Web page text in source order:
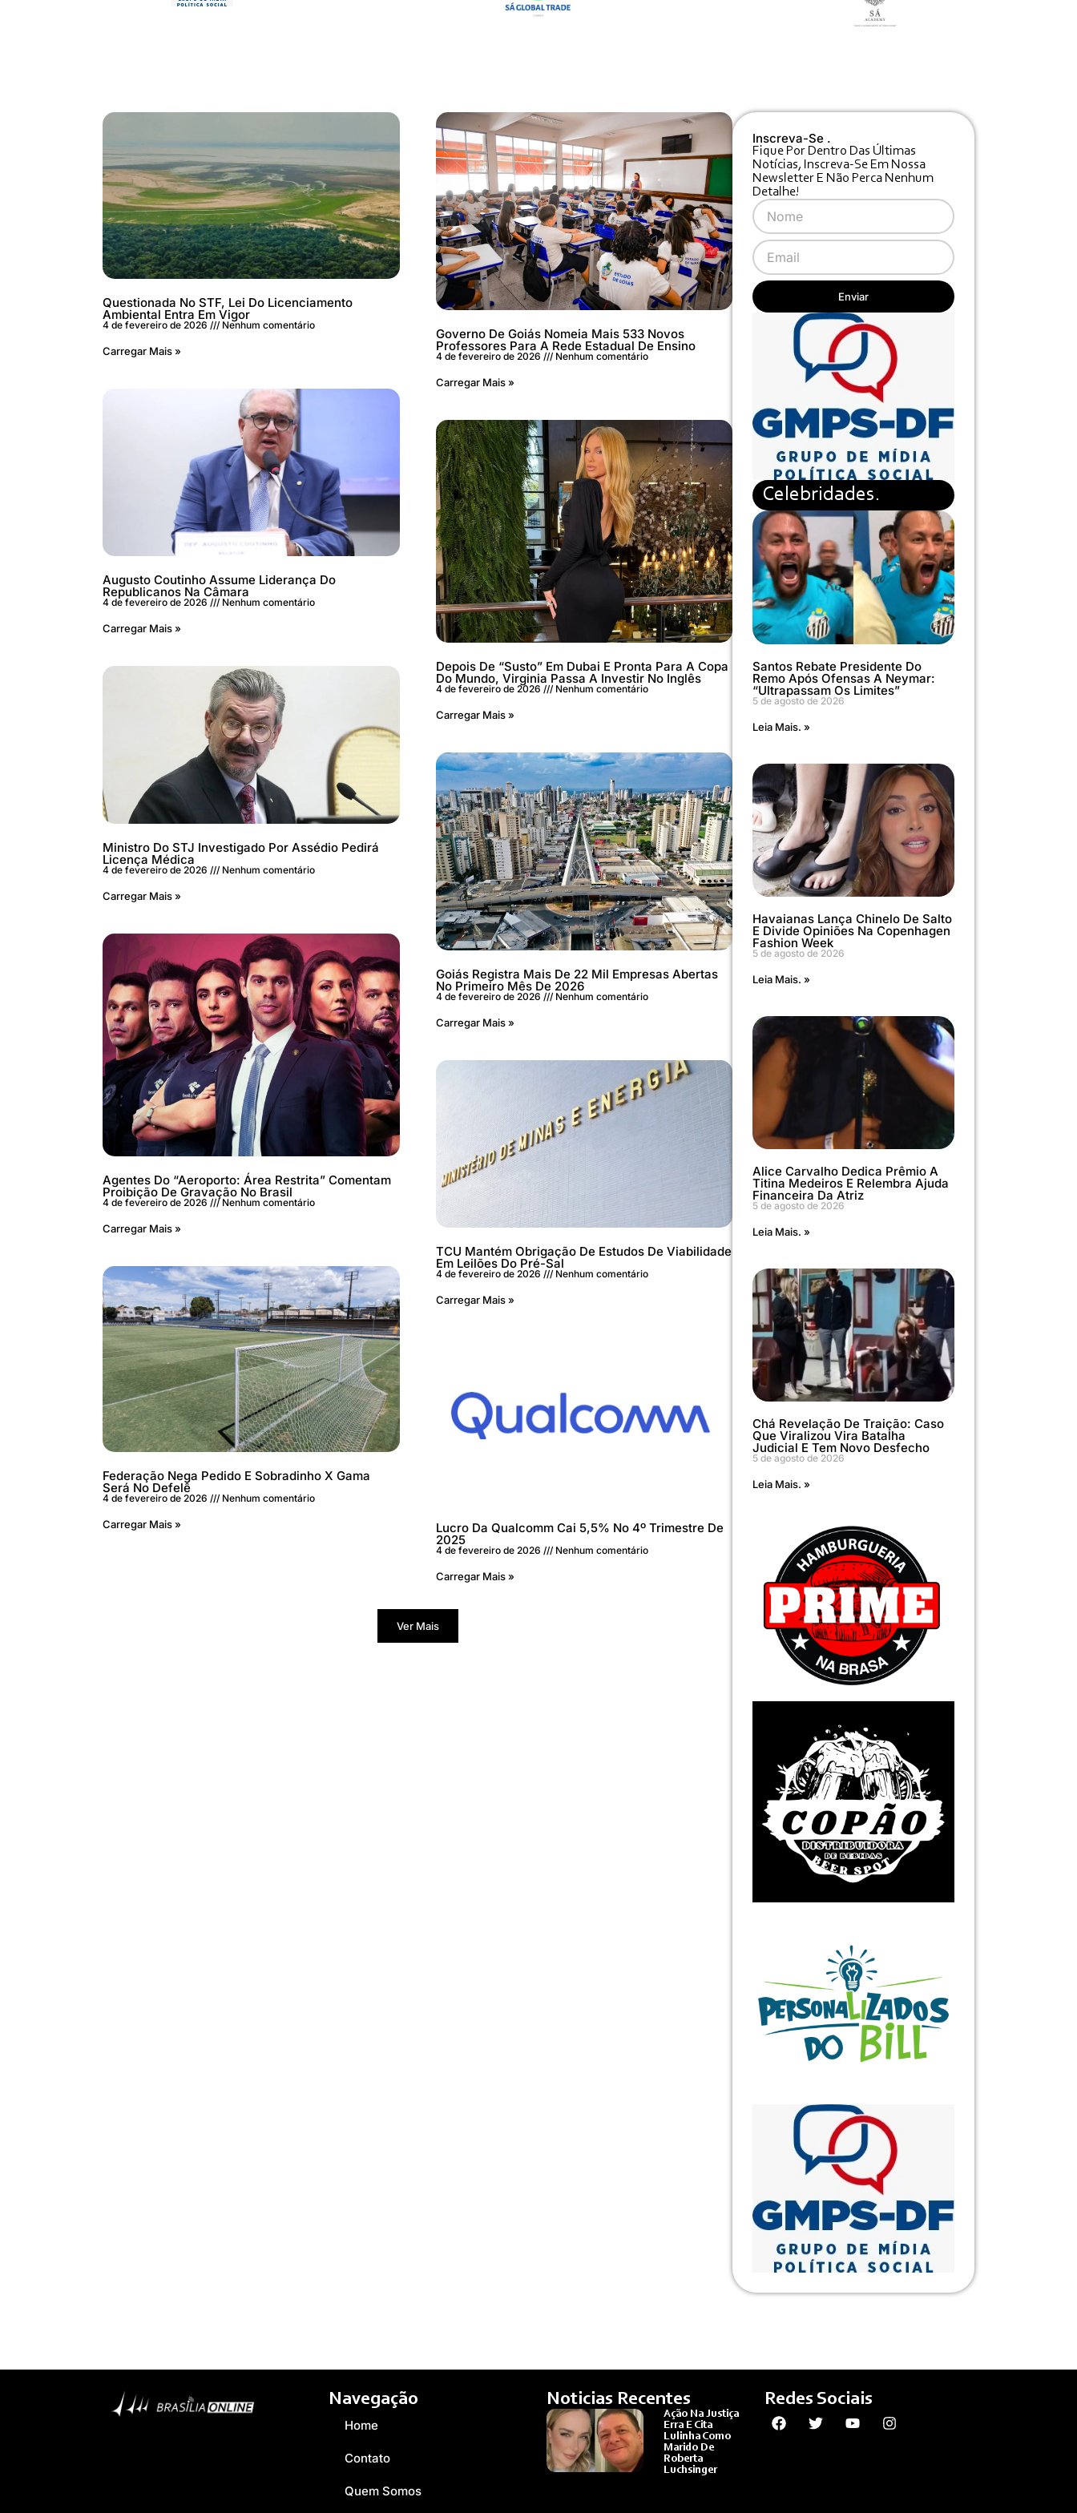
Questionada No STF, Lei Do Licenciamento
Ambiental Entra Em Vigor
4 de fevereiro de 2026 Nenhum comentário
Carregar Mais »
Governo De Goiás Nomeia Mais 533 Novos
Professores Para A Rede Estadual De Ensino
4 de fevereiro de 2026 Nenhum comentário
Carregar Mais »
Augusto Coutinho Assume Liderança Do
Republicanos Na Câmara
4 de fevereiro de 2026 Nenhum comentário
Carregar Mais »
Depois De “susto” Em Dubai E Pronta Para A Copa
Do Mundo, Virginia Passa A Investir No Inglês
4 de fevereiro de 2026 Nenhum comentário
Carregar Mais »
Ministro Do STJ Investigado Por Assédio Pedirá
Licença Médica
4 de fevereiro de 2026 Nenhum comentário
Carregar Mais »
Goiás Registra Mais De 22 Mil Empresas Abertas
No Primeiro Mês De 2026
4 de fevereiro de 2026 Nenhum comentário
Carregar Mais »
Agentes Do “Aeroporto: Área Restrita” Comentam
Proibição De Gravação No Brasil
4 de fevereiro de 2026 Nenhum comentário
Carregar Mais »
TCU Mantém Obrigação De Estudos De Viabilidade
Em Leilões Do Pré-Sal
4 de fevereiro de 2026 Nenhum comentário
Carregar Mais »
Federação Nega Pedido E Sobradinho X Gama
Será No Defelê
4 de fevereiro de 2026 Nenhum comentário
Carregar Mais » Lucro Da Qualcomm Cai 5,5% No 4º Trimestre De
2025
4 de fevereiro de 2026 Nenhum comentário
Carregar Mais »
Ver Mais
Inscreva-Se .
Fique Por Dentro Das Últimas
Notícias, Inscreva-Se Em Nossa
Newsletter E Não Perca Nenhum
Detalhe!
Enviar
Celebridades.
Santos Rebate Presidente Do
Remo Após Ofensas A Neymar:
“Ultrapassam Os Limites”
5 de agosto de 2026
Leia Mais. »
Havaianas Lança Chinelo De Salto
E Divide Opiniões Na Copenhagen
Fashion Week
5 de agosto de 2026
Leia Mais. »
Alice Carvalho Dedica Prêmio A
Titina Medeiros E Relembra Ajuda
Financeira Da Atriz
5 de agosto de 2026
Leia Mais. »
Chá Revelação De Traição: Caso
Que Viralizou Vira Batalha
Judicial E Tem Novo Desfecho
5 de agosto de 2026
Leia Mais. »
Navegação
Home
Contato
Quem Somos
Noticias Recentes
Ação Na Justiça
Erra E Cita
Lulinha Como
Marido De
Roberta
Luchsinger
Redes Sociais